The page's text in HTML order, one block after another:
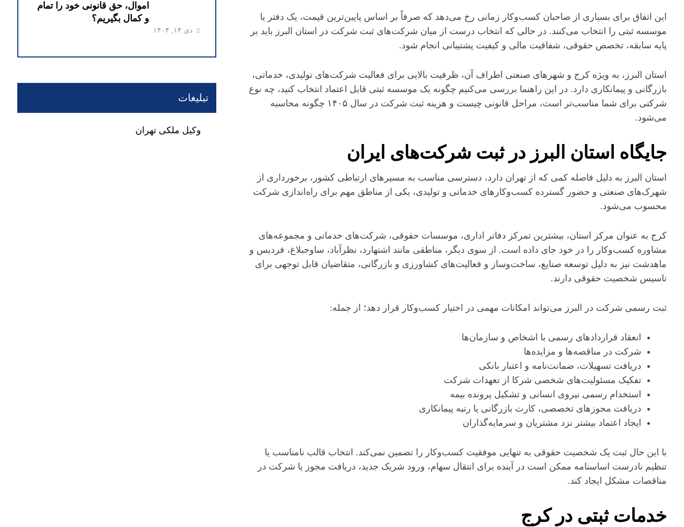
این اتفاق برای بسیاری از صاحبان کسب‌وکار زمانی رخ می‌دهد که صرفاً بر اساس پایین‌ترین قیمت، یک دفتر یا
موسسه ثبتی را انتخاب می‌کنند. در حالی که انتخاب درست از میان شرکت‌های ثبت شرکت در استان البرز باید بر
پایه سابقه، تخصص حقوقی، شفافیت مالی و کیفیت پشتیبانی انجام شود.
استان البرز، به ویژه کرج و شهرهای صنعتی اطراف آن، ظرفیت بالایی برای فعالیت شرکت‌های تولیدی، خدماتی،
بازرگانی و پیمانکاری دارد. در این راهنما بررسی می‌کنیم چگونه یک موسسه ثبتی قابل اعتماد انتخاب کنید، چه نوع
شرکتی برای شما مناسب‌تر است، مراحل قانونی چیست و هزینه ثبت شرکت در سال ۱۴۰۵ چگونه محاسبه
می‌شود.
جایگاه استان البرز در ثبت شرکت‌های ایران
استان البرز به دلیل فاصله کمی که از تهران دارد، دسترسی مناسب به مسیرهای ارتباطی کشور، برخورداری از
شهرک‌های صنعتی و حضور گسترده کسب‌وکارهای خدماتی و تولیدی، یکی از مناطق مهم برای راه‌اندازی شرکت
محسوب می‌شود.
کرج به عنوان مرکز استان، بیشترین تمرکز دفاتر اداری، موسسات حقوقی، شرکت‌های خدماتی و مجموعه‌های
مشاوره کسب‌وکار را در خود جای داده است. از سوی دیگر، مناطقی مانند اشتهارد، نظرآباد، ساوجبلاغ، فردیس و
ماهدشت نیز به دلیل توسعه صنایع، ساخت‌وساز و فعالیت‌های کشاورزی و بازرگانی، متقاضیان قابل توجهی برای
تاسیس شخصیت حقوقی دارند.
ثبت رسمی شرکت در البرز می‌تواند امکانات مهمی در اختیار کسب‌وکار قرار دهد؛ از جمله:
انعقاد قراردادهای رسمی با اشخاص و سازمان‌ها
شرکت در مناقصه‌ها و مزایده‌ها
دریافت تسهیلات، ضمانت‌نامه و اعتبار بانکی
تفکیک مسئولیت‌های شخصی شرکا از تعهدات شرکت
استخدام رسمی نیروی انسانی و تشکیل پرونده بیمه
دریافت مجوزهای تخصصی، کارت بازرگانی یا رتبه پیمانکاری
ایجاد اعتماد بیشتر نزد مشتریان و سرمایه‌گذاران
با این حال ثبت یک شخصیت حقوقی به تنهایی موفقیت کسب‌وکار را تضمین نمی‌کند. انتخاب قالب نامناسب یا
تنظیم نادرست اساسنامه ممکن است در آینده برای انتقال سهام، ورود شریک جدید، دریافت مجوز یا شرکت در
مناقصات مشکل ایجاد کند.
خدمات ثبتی در کرج
اموال، حق قانونی خود را تمام
و کمال بگیریم؟
دی ۱۴, ۱۴۰۴
تبلیغات
وکیل ملکی تهران